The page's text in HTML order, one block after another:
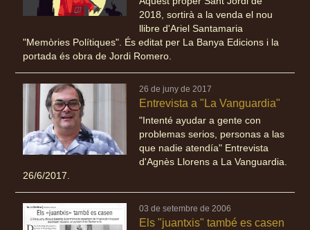
2018, sortirà a la venda el nou
llibre d'Ariel Santamaria
"Memòries Polítiques". És editat per La Banya Edicions i la
portada és obra de Jordi Romero.
26 de juny de 2017
Entrevista a "La Vanguardia"
"Intenté ayudar a gente con
problemas serios, personas a las
que nadie atendía" Entrevista
d'Agnès Llorens a La Vanguardia.
26/6/2017.
03 de setembre de 2006
Els "juantxis" també es casen